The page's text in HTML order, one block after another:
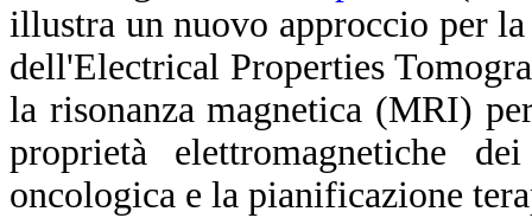
illustra un nuovo approccio per
dell'Electrical Properties
la risonanza magnetica (MRI)
proprietà elettromagnetiche
oncologica e la pianificazione